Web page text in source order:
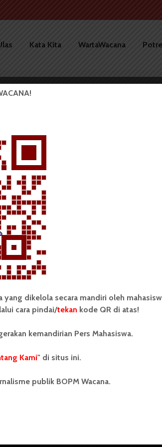
Kata Kita WartaWacana
Pemilu
Perludem
Kodifikasi
20
Iklan
Media Siber
dikelola secara mandiri oleh
cara pindai/tekan kode QR di atas!
kemandirian Pers Mahasiswa.
Kami" di situs ini.
publik BOPM Wacana.